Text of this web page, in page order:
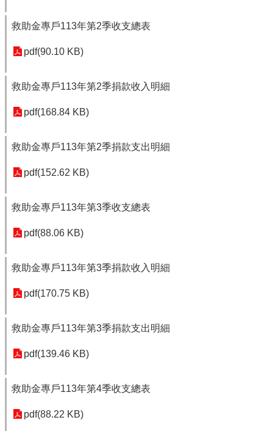
救助金專戶113年第2季收支總表
pdf(90.10 KB)
救助金專戶113年第2季捐款收入明細
pdf(168.84 KB)
救助金專戶113年第2季捐款支出明細
pdf(152.62 KB)
救助金專戶113年第3季收支總表
pdf(88.06 KB)
救助金專戶113年第3季捐款收入明細
pdf(170.75 KB)
救助金專戶113年第3季捐款支出明細
pdf(139.46 KB)
救助金專戶113年第4季收支總表
pdf(88.22 KB)